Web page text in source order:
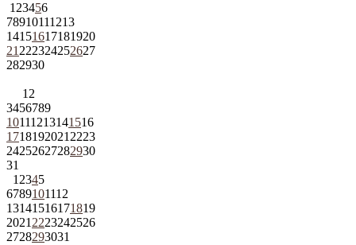
1 23456
78910111213
14151617181920
21 222324252627
282930
1 2
3456789
10111213141516
1718192021 2223
24252627282930
31
1 2345
6789101112
13141516171819
2021 2223242526
2728293031